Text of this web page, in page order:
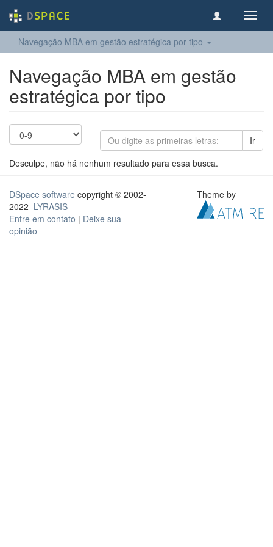
Navegação MBA em gestão estratégica por tipo
Navegação MBA em gestão
estratégica por tipo
Ir
Desculpe, não há nenhum resultado para essa busca.
DSpace software copyright © 2002-
2022 LYRASIS
Entre em contato | Deixe sua
opinião
Theme by